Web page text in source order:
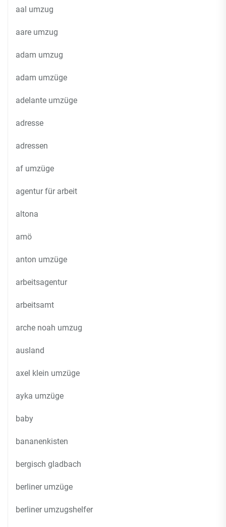
aal umzug
aare umzug
adam umzug
adam umzüge
adelante umzüge
adresse
adressen
af umzüge
agentur für arbeit
altona
amö
anton umzüge
arbeitsagentur
arbeitsamt
arche noah umzug
ausland
axel klein umzüge
ayka umzüge
baby
bananenkisten
bergisch gladbach
berliner umzüge
berliner umzugshelfer